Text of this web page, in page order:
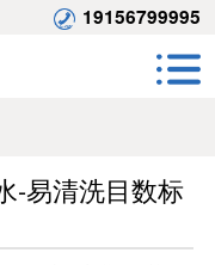
19156799995
-易清洗目数标